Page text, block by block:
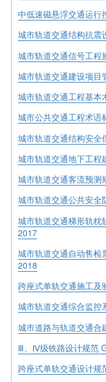
中低速磁悬浮交通运
城市轨道交通结构抗
城市轨道交通信号工
城市轨道交通建设项目
城市轨道交通工程基
城市公共交通工程术
城市轨道交通结构安
城市轨道交通地下工程
城市轨道交通客流预
城市轨道交通公共安全
城市轨道交通梯形轨枕
2017
城市轨道交通自动售检
2018
跨座式单轨交通施工
城市轨道交通综合监
城市道路与轨道交通合
Ⅲ、Ⅳ级铁路设计规范
跨座式单轨交通设计